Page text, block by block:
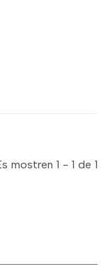
mostren 1 - 1 de 1